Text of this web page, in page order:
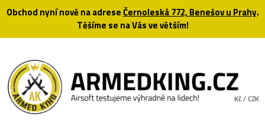
Obchod nyní nově na adreseČernoleská 772, Benešov u Prahy.
Těšíme se na Vás ve větším!
Kč / CZK